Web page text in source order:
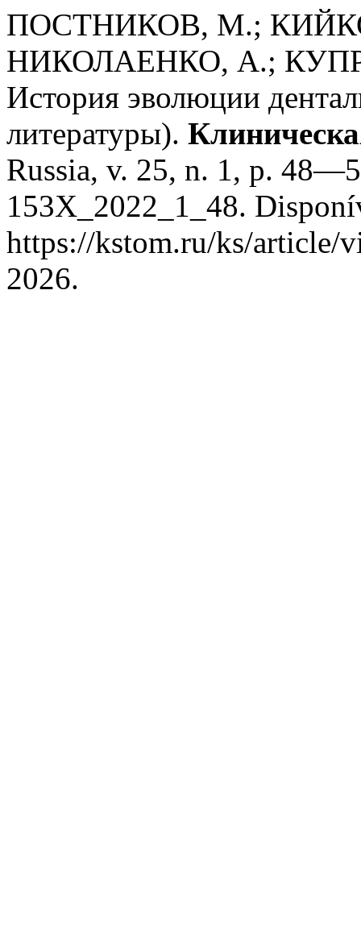
ПОСТНИКОВ, М.;
НИКОЛАЕНКО, А.;
История эволюции
литературы).
Russia, v. 25, n. 1, p.
153X_2022_1_48.
https://kstom.ru/ks/article/
2026.